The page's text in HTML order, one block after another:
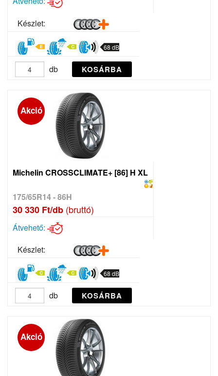
Készlet:
68 dB
db KOSÁRBA
Akció
Michelin CROSSCLIMATE+ [86] H XL
175/65R14 - 86H
30 330 Ft/db (bruttó)
Átvehető:
Készlet:
68 dB
db KOSÁRBA
Akció